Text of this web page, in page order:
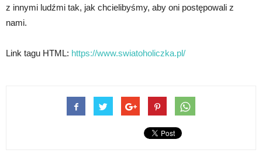
z innymi ludźmi tak, jak chcielibyśmy, aby oni postępowali z
nami.
Link tagu HTML: https://www.swiatoholiczka.pl/